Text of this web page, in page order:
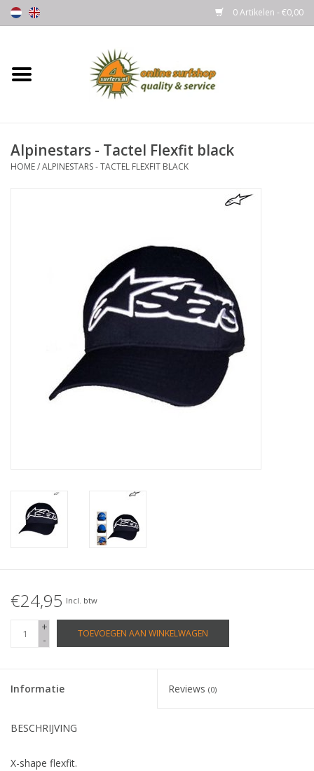
0 Artikelen - €0,00
Home
Wetsuits
Lycra's & UV protection
Merken
Alpinestars - Tactel Flexfit black
HOME/ALPINESTARS - TACTEL FLEXFIT BLACK
€24,95 Incl. btw
+
-
TOEVOEGEN AAN WINKELWAGEN
Informatie Reviews (0)
BESCHRIJVING
X-shape flexfit.